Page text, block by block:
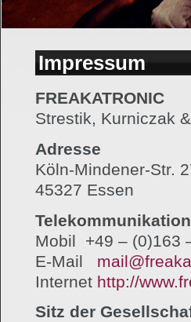
Impressum
FREAKATRONIC
Strestik, Kurniczak
Adresse
Köln-Mindener-Str.
45327 Essen
Telekommunikation
Mobil +49 – (0)163
E-Mail
Internet http://
Sitz der